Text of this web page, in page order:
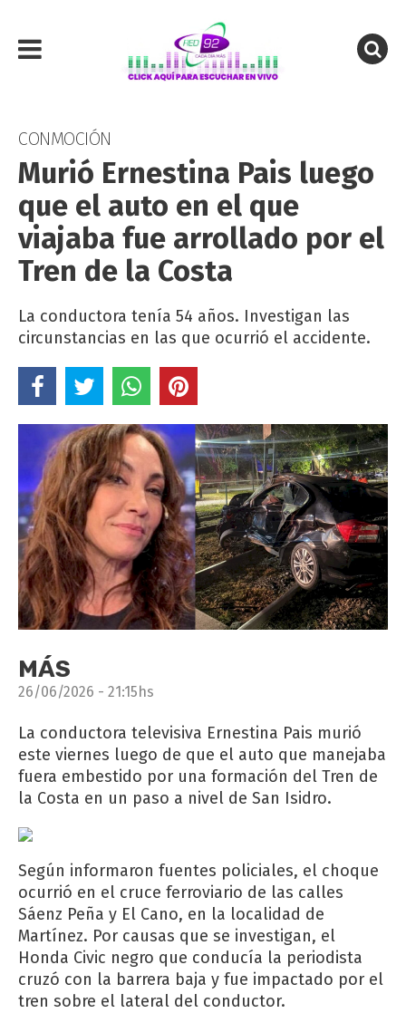
CONMOCIÓN
Murió Ernestina Pais luego
que el auto en el que
viajaba fue arrollado por el
Tren de la Costa
La conductora tenía 54 años. Investigan las
circunstancias en las que ocurrió el accidente.
MÁS
26/06/2026 - 21:15hs
La conductora televisiva Ernestina Pais murió
este viernes luego de que el auto que manejaba
fuera embestido por una formación del Tren de
la Costa en un paso a nivel de San Isidro.
Según informaron fuentes policiales, el choque
ocurrió en el cruce ferroviario de las calles
Sáenz Peña y El Cano, en la localidad de
Martínez. Por causas que se investigan, el
Honda Civic negro que conducía la periodista
cruzó con la barrera baja y fue impactado por el
tren sobre el lateral del conductor.